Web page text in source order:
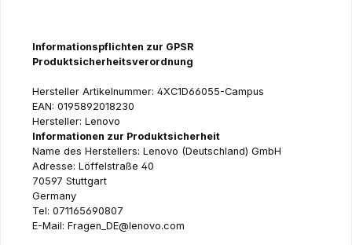
Informationspflichten zur GPSR
Produktsicherheitsverordnung
Hersteller Artikelnummer: 4XC1D66055-Campus
EAN: 0195892018230
Hersteller: Lenovo
Informationen zur Produktsicherheit
Name des Herstellers: Lenovo (Deutschland) GmbH
Adresse: Löffelstraße 40
70597 Stuttgart
Germany
Tel: 071165690807
E-Mail: Fragen_DE@lenovo.com